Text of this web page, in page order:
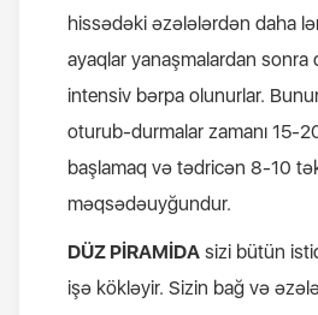
hissədəki əzələlərdən daha
ayaqlar yanaşmalardan sonra
intensiv bərpa olunurlar.
oturub-durmalar zamanı 15-
başlamaq və tədricən 8-10
məqsədəuyğundur.
DÜZ PİRAMİDA sizi bütün
işə kökləyir. Sizin bağ və